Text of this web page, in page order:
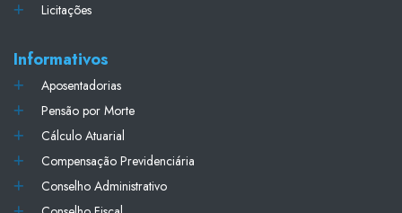
Licitações
Informativos
Aposentadorias
Pensão por Morte
Cálculo Atuarial
Compensação Previdenciária
Conselho Administrativo